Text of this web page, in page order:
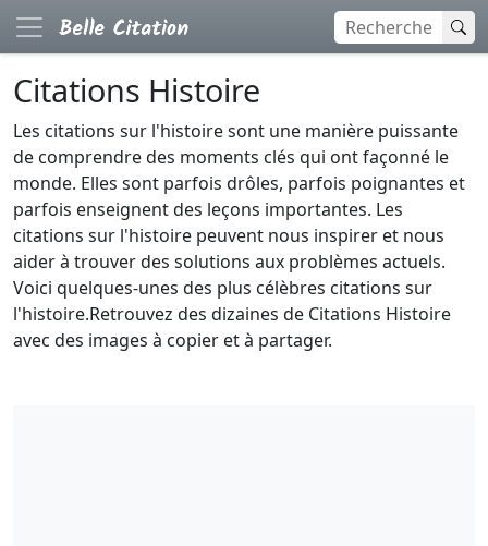
Citations Histoire
Les citations sur l'histoire sont une manière puissante
de comprendre des moments clés qui ont façonné le
monde. Elles sont parfois drôles, parfois poignantes et
parfois enseignent des leçons importantes. Les
citations sur l'histoire peuvent nous inspirer et nous
aider à trouver des solutions aux problèmes actuels.
Voici quelques-unes des plus célèbres citations sur
l'histoire.Retrouvez des dizaines de Citations Histoire
avec des images à copier et à partager.